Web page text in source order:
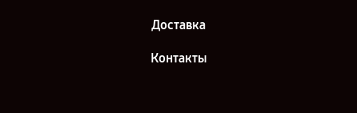
Доставка
Контакты